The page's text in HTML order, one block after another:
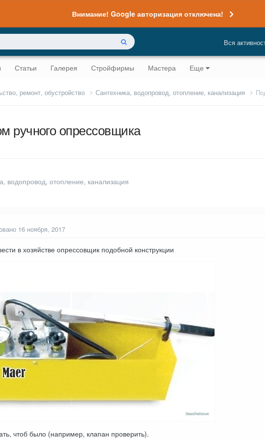
Внимание! Google авторизация отключена!
Вся
Статьи Галерея Стройфирмы Мастера Еще
ремонт, обустройство Сантехника, водопровод, отопление, канализация
ручного опрессовщика
водопровод, отопление, канализация
16 ноября, 2017
в хозяйстве опрессовщик подобной конструкции
чтоб было (например, клапан проверить).